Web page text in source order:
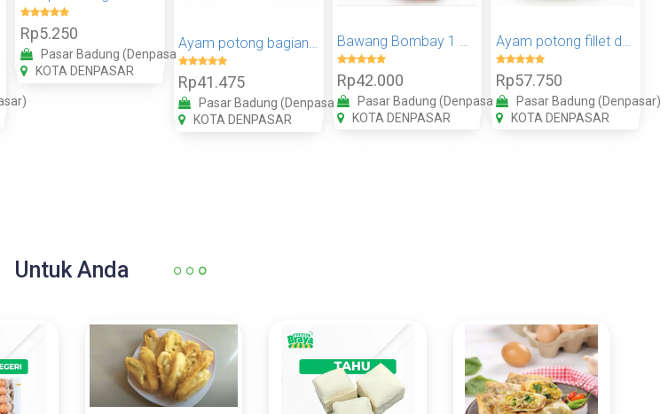
Rp5.250
Pasar Badung (Denpasar)
KOTA DENPASAR
Ayam potong bagian dada 1kg
Rp41.475
Pasar Badung (Denpasar)
KOTA DENPASAR
Rp42.000
Pasar Badung (Denpasar)
KOTA DENPASAR
Rp57.750
Pasar Badung (Denpasar)
KOTA DENPASAR
Untuk Anda